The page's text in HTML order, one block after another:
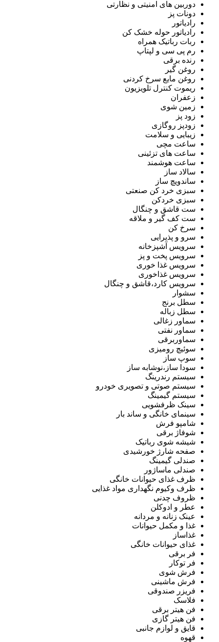
دوربین های امنیتی و نظارتی
دونات پز
رادیاتور
رادیاتور حوله خشک کن
ربات رباتیک همراه
رم پی سی و لپتاپ
رنده برقی
روغن گیر
روغن مایع سرخ کردنی
ریموت کنترل تلویزیون
زعفران
زمین شوی
زود پز
زودپز روگازی
زیبایی و سلامت
ساعت مچی
ساعت های تزئینی
ساعت هوشمند
سالاد ساز
ساندویچ ساز
سبزی خرد کن صنعتی
سبزی خردکن
ست قاشق و چنگال
ست کف گیر و ملاقه
سرخ کن
سرو و پذیرایی
سرویس آشپزخانه
سرویس پخت و پز
سرویس غذا خوری
سرویس غذاخوری
سرویس کارد،قاشق و چنگال
سشوار
سطل برنج
سطل زباله
سماور زغالی
سماور نفتی
سماوربرقی
سوئیچ رومیزی
سوپ ساز
سودا ساز،نوشابه ساز
سیستم رندرینگ
سیستم صوتی و تصویری خودرو
سیستم گیمینگ
سینک ظرفشویی
سینمای خانگی و ساند بار
شامپو فرش
شوفاژ برقی
شیشه شوی رباتیک
صفحه شارژ خورشیدی
صندلی گیمینگ
صندلی ماساژور
ظرف غذای حیوانات خانگی
ظرف وکیوم نگهداری مواد غذایی
ظروف چدنی
عطر و ادوکلن
عینک زنانه و مردانه
غذا و مکمل حیوانات
غذاساز
غذای حیوانات خانگی
فر برقی
فر توکار
فرش شوی
فرش ماشینی
فریزر صندوقی
فلاسک
فن هیتر برقی
فن هیتر گازی
قایق و لوازم جانبی
قهوه